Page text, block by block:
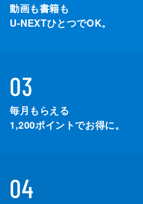
動画も書籍も
U-NEXTひとつでOK。
03
毎月もらえる
1,200ポイントでお得に。
04